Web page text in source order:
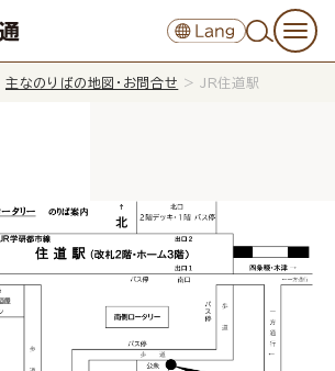
主なのりばの地図・お問合せ > JR住道駅